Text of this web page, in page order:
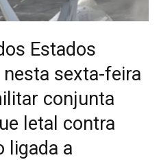
Estados
sexta-feira
conjunta
letal contra
ligada a